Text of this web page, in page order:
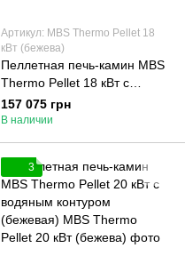
Артикул: MBS Thermo Pellet 18
кВт (бежева)
Пеллетная печь-камин MBS
Thermo Pellet 18 кВт с
водяным контуром
(бежевая)
157 075 грн
В наличии
3